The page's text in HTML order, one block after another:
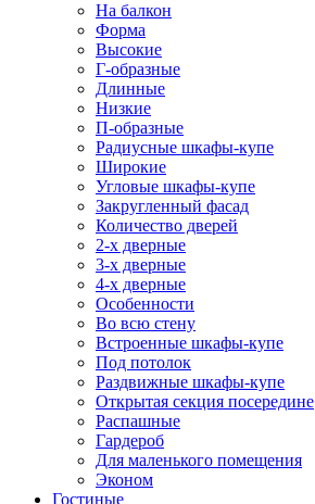
На балкон
Форма
Высокие
Г-образные
Длинные
Низкие
П-образные
Радиусные шкафы-купе
Широкие
Угловые шкафы-купе
Закругленный фасад
Количество дверей
2-х дверные
3-х дверные
4-х дверные
Особенности
Во всю стену
Встроенные шкафы-купе
Под потолок
Раздвижные шкафы-купе
Открытая секция посередине
Распашные
Гардероб
Для маленького помещения
Эконом
Гостиные